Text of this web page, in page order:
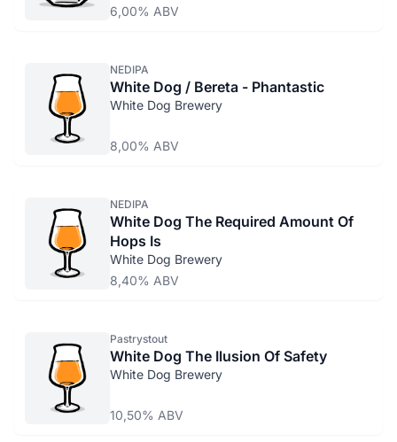
6,00% ABV
NEDIPA
White Dog / Bereta - Phantastic
White Dog Brewery
8,00% ABV
NEDIPA
White Dog The Required Amount Of
Hops Is
White Dog Brewery
8,40% ABV
Pastrystout
White Dog The Ilusion Of Safety
White Dog Brewery
10,50% ABV